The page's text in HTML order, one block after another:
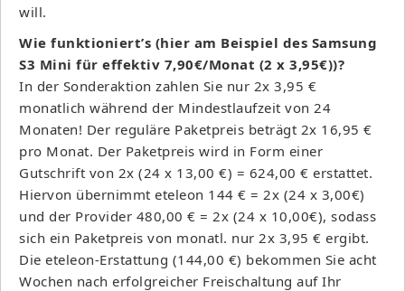
will.
Wie funktioniert’s (hier am Beispiel des Samsung
S3 Mini für effektiv 7,90€/Monat (2 x 3,95€))?
In der Sonderaktion zahlen Sie nur 2x 3,95 €
monatlich während der Mindestlaufzeit von 24
Monaten! Der reguläre Paketpreis beträgt 2x 16,95 €
pro Monat. Der Paketpreis wird in Form einer
Gutschrift von 2x (24 x 13,00 €) = 624,00 € erstattet.
Hiervon übernimmt eteleon 144 € = 2x (24 x 3,00€)
und der Provider 480,00 € = 2x (24 x 10,00€), sodass
sich ein Paketpreis von monatl. nur 2x 3,95 € ergibt.
Die eteleon-Erstattung (144,00 €) bekommen Sie acht
Wochen nach erfolgreicher Freischaltung auf Ihr